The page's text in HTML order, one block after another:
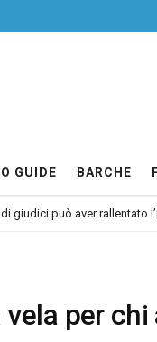
GUIDE BARCHE
giudici può aver rallentato
vela per